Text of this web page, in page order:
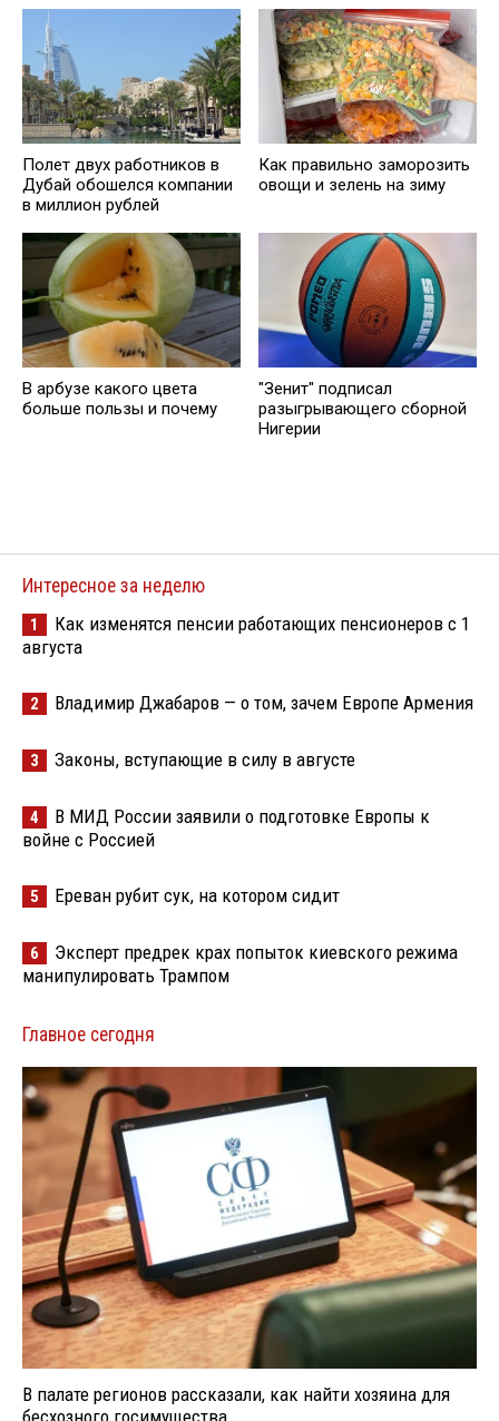
Полет двух работников в
Дубай обошелся компании
в миллион рублей
Как правильно заморозить
овощи и зелень на зиму
В арбузе какого цвета
больше пользы и почему
"Зенит" подписал
разыгрывающего сборной
Нигерии
Интересное за неделю
1
Как изменятся пенсии работающих пенсионеров с 1
августа
2 Владимир Джабаров — о том, зачем Европе Армения
3 Законы, вступающие в силу в августе
4
В МИД России заявили о подготовке Европы к
войне с Россией
5 Ереван рубит сук, на котором сидит
6
Эксперт предрек крах попыток киевского режима
манипулировать Трампом
Главное сегодня
В палате регионов рассказали, как найти хозяина для